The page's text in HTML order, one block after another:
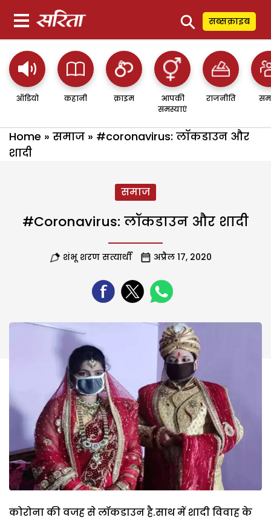
⚲ सब्सक्राइब
ऑडियो कहानी क्राइम
आपकी
समस्याएं
राजनीति
Home » समाज » #coronavirus: लॉकडाउन और
शादी
समाज
#coronavirus: लॉकडाउन और शादी
शंभू शरण सत्यार्थी अप्रैल 17, 2020
कोरोना की वजह से लॉकडाउन है.साथ में शादी विवाह के